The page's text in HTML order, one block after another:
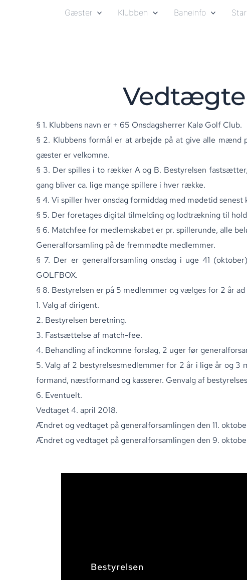
Gæster Klubben Baneinfo
§ 1. Klubbens navn er + 65 Onsdagsherrer Kalø Golf Club.
§ 2. Klubbens formål er at arbejde på at give alle mænd
gæster er velkomne.
§ 3. Der spilles i to rækker A og B. Bestyrelsen
gang bliver ca. lige mange spillere i hver række.
§ 4. Vi spiller hver onsdag formiddag med mødetid
§ 5. Der foretages digital tilmelding og lodtrækning til
§ 6. Matchfee for medlemskabet er pr. spillerunde, alle
Generalforsamling på de fremmødte medlemmer.
§ 7. Der er generalforsamling onsdag i uge 41
GOLFBOX.
§ 8. Bestyrelsen er på 5 medlemmer og vælges for 2 år
1. Valg af dirigent.
2. Bestyrelsen beretning.
3. Fastsættelse af match-fee.
4. Behandling af indkomne forslag, 2 uger før
5. Valg af 2 bestyrelsesmedlemmer for 2 år i lige år og
formand, næstformand og kasserer. Genvalg af
6. Eventuelt.
Vedtaget 4. april 2018.
Ændret og vedtaget på generalforsamlingen den 11.
Ændret og vedtaget på generalforsamlingen den 9.
Bestyrelsen